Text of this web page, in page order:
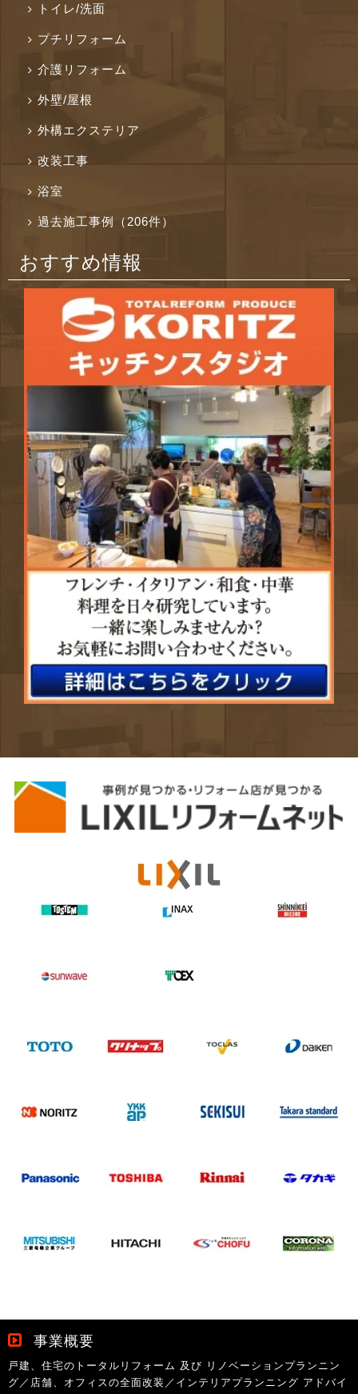
トイレ/洗面
プチリフォーム
介護リフォーム
外壁/屋根
外構エクステリア
改装工事
浴室
過去施工事例（206件）
おすすめ情報
事業概要
戸建、住宅のトータルリフォーム 及び リノベーションプランニン
グ／店舗、オフィスの全面改装／インテリアプランニング アドバイ